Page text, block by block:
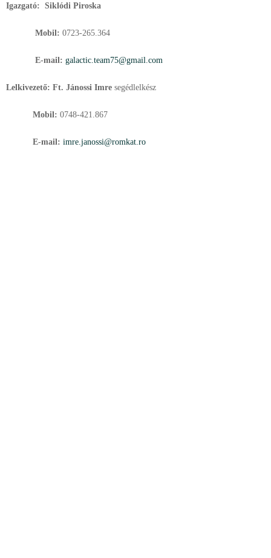
Igazgató: Siklódi Piroska
Mobil: 0723-265.364
E-mail: galactic.team75@gmail.com
Lelkivezető: Ft. Jánossi Imre segédlelkész
Mobil: 0748-421.867
E-mail: imre.janossi@romkat.ro